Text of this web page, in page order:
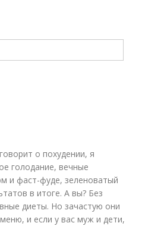
о похудении, я
голодание, вечные
и фаст-фуде, зеленоватый
в итоге. А вы? Без
диеты. Но зачастую они
и если у вас муж и дети,